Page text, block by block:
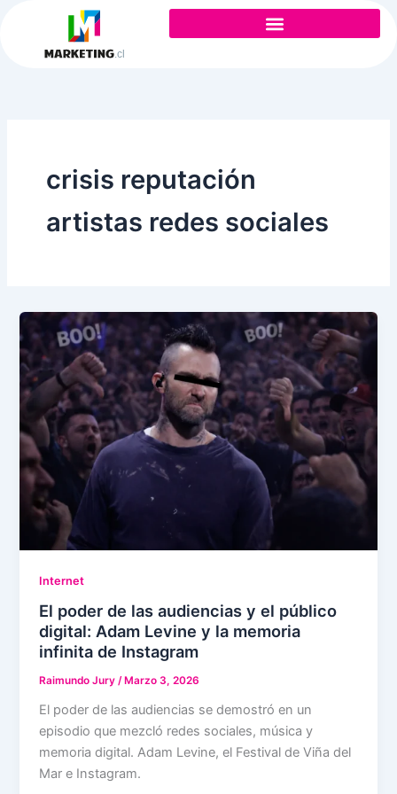
contenido
crisis reputación
artistas redes sociales
Internet
El poder de las audiencias y el público
digital: Adam Levine y la memoria
infinita de Instagram
Raimundo Jury/ Marzo 3, 2026
El poder de las audiencias se demostró en un
episodio que mezcló redes sociales, música y
memoria digital. Adam Levine, el Festival de Viña del
Mar e Instagram.